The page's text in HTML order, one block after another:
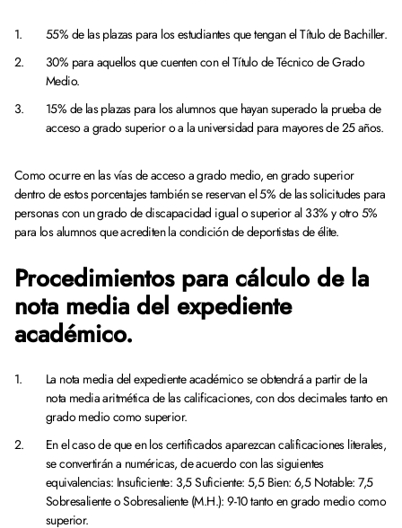
55% de las plazas para los estudiantes que tengan el Título de Bachiller.
30% para aquellos que cuenten con el Título de Técnico de Grado
Medio.
15% de las plazas para los alumnos que hayan superado la prueba de
acceso a grado superior o a la universidad para mayores de 25 años.
Como ocurre en las vías de acceso a grado medio, en grado superior
dentro de estos porcentajes también se reservan el 5% de las solicitudes para
personas con un grado de discapacidad igual o superior al 33% y otro 5%
para los alumnos que acrediten la condición de deportistas de élite.
Procedimientos para cálculo de la
nota media del expediente
académico.
La nota media del expediente académico se obtendrá a partir de la
nota media aritmética de las calificaciones, con dos decimales tanto en
grado medio como superior.
En el caso de que en los certificados aparezcan calificaciones literales,
se convertirán a numéricas, de acuerdo con las siguientes
equivalencias: Insuficiente: 3,5 Suficiente: 5,5 Bien: 6,5 Notable: 7,5
Sobresaliente o Sobresaliente (M.H.): 9-10 tanto en grado medio como
superior.